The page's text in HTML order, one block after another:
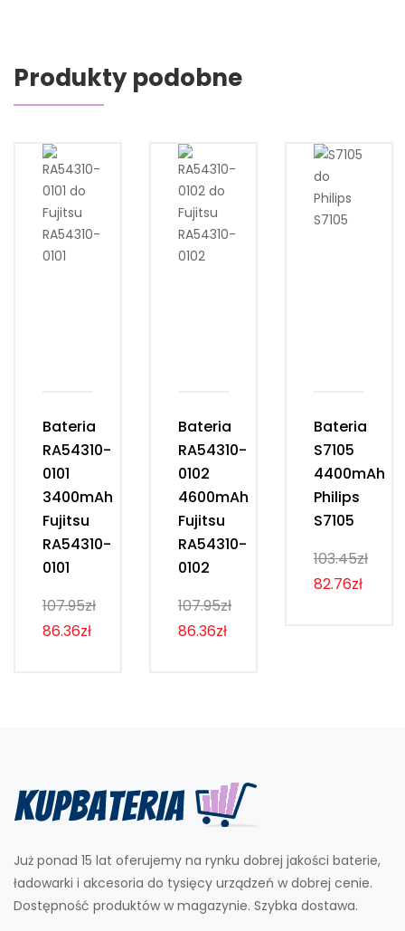
Produkty podobne
Bateria
RA54310-
0101
3400mAh
Fujitsu
RA54310-
0101
107.95zł
86.36zł
Bateria
RA54310-
0102
4600mAh
Fujitsu
RA54310-
0102
107.95zł
86.36zł
Bateria
S7105
4400mAh
Philips
S7105
103.45zł
82.76zł
Już ponad 15 lat oferujemy na rynku dobrej jakości baterie,
ładowarki i akcesoria do tysięcy urządzeń w dobrej cenie.
Dostępność produktów w magazynie. Szybka dostawa.